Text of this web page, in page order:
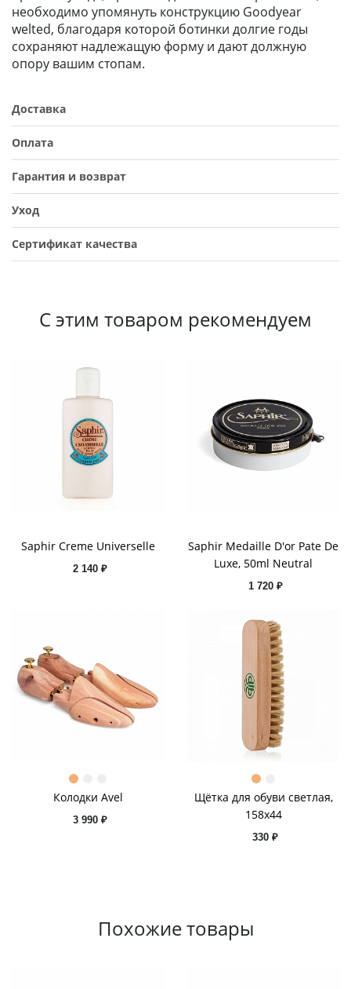
необходимо упомянуть конструкцию Goodyear
welted, благодаря которой ботинки долгие годы
сохраняют надлежащую форму и дают должную
опору вашим стопам.
Доставка
Оплата
Гарантия и возврат
Уход
Сертификат качества
С этим товаром рекомендуем
Saphir Creme Universelle
2 140 ₽
Saphir Medaille D'or Pate De
Luxe, 50ml Neutral
1 720 ₽
Колодки Avel
3 990 ₽
Щётка для обуви светлая,
158x44
330 ₽
Похожие товары